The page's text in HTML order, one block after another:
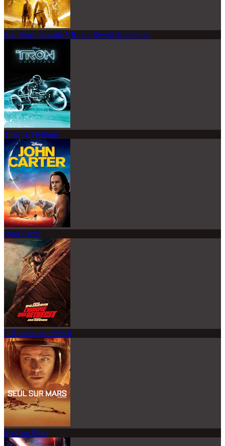
Star Wars, épisode VII : Le Réveil de la Force
Tron : L'Héritage
John Carter
L'Homme qui rétrécit
Seul sur Mars